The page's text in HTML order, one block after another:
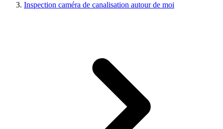
Inspection caméra de canalisation autour de moi